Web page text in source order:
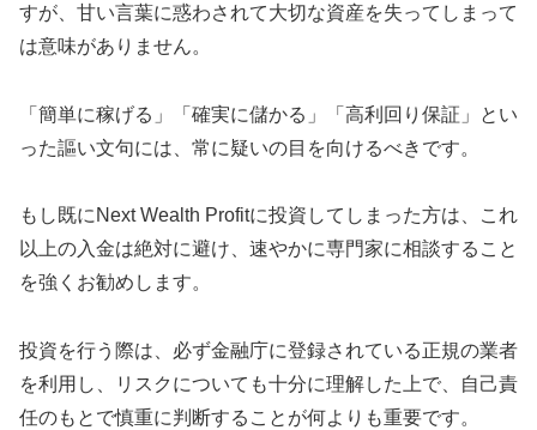
すが、甘い言葉に惑わされて大切な資産を失ってしまって
は意味がありません。
「簡単に稼げる」「確実に儲かる」「高利回り保証」とい
った謳い文句には、常に疑いの目を向けるべきです。
もし既にNext Wealth Profitに投資してしまった方は、これ
以上の入金は絶対に避け、速やかに専門家に相談すること
を強くお勧めします。
投資を行う際は、必ず金融庁に登録されている正規の業者
を利用し、リスクについても十分に理解した上で、自己責
任のもとで慎重に判断することが何よりも重要です。